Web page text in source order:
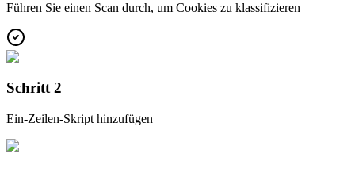
Führen Sie einen Scan durch, um Cookies zu klassifizieren
Schritt 2
Ein-Zeilen-Skript hinzufügen